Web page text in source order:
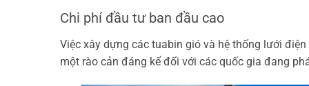
Chi phí đầu tư ban đầu cao
Việc xây dựng các tuabin gió và hệ thống lưới
một rào cản đáng kể đối với các quốc gia đang